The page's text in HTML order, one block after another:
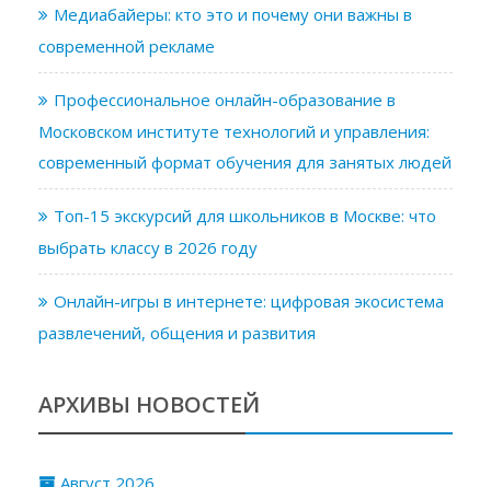
Медиабайеры: кто это и почему они важны в
современной рекламе
Профессиональное онлайн-образование в
Московском институте технологий и управления:
современный формат обучения для занятых людей
Топ-15 экскурсий для школьников в Москве: что
выбрать классу в 2026 году
Онлайн-игры в интернете: цифровая экосистема
развлечений, общения и развития
АРХИВЫ НОВОСТЕЙ